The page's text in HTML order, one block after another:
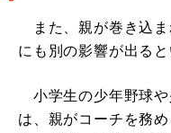
また、親が巻き込ま
にも別の影響が出ると
小学生の少年野球や
は、親がコーチを務